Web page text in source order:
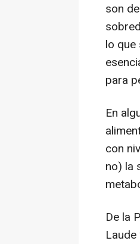
son
lo
para
En
con
no) la
De la